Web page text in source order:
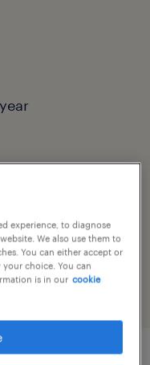
& technician
experience, to diagnose
We also use them to
You can either accept or
choice. You can
is in our cookie